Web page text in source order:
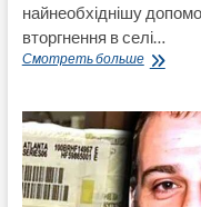
найнеобхіднішу
вторгнення в селі…
Смотреть больше
на
передали